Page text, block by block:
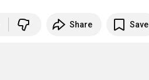
Share Save